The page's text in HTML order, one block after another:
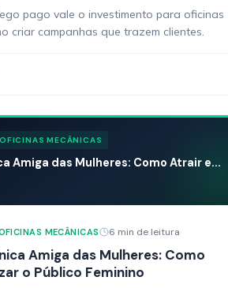
pago vale o investimento para oficinas
criar campanhas que trazem clientes.
MECÂNICAS
Amiga das Mulheres: Como Atrair e...
MECÂNICAS 6 min de leitura
Amiga das Mulheres: Como
o Público Feminino